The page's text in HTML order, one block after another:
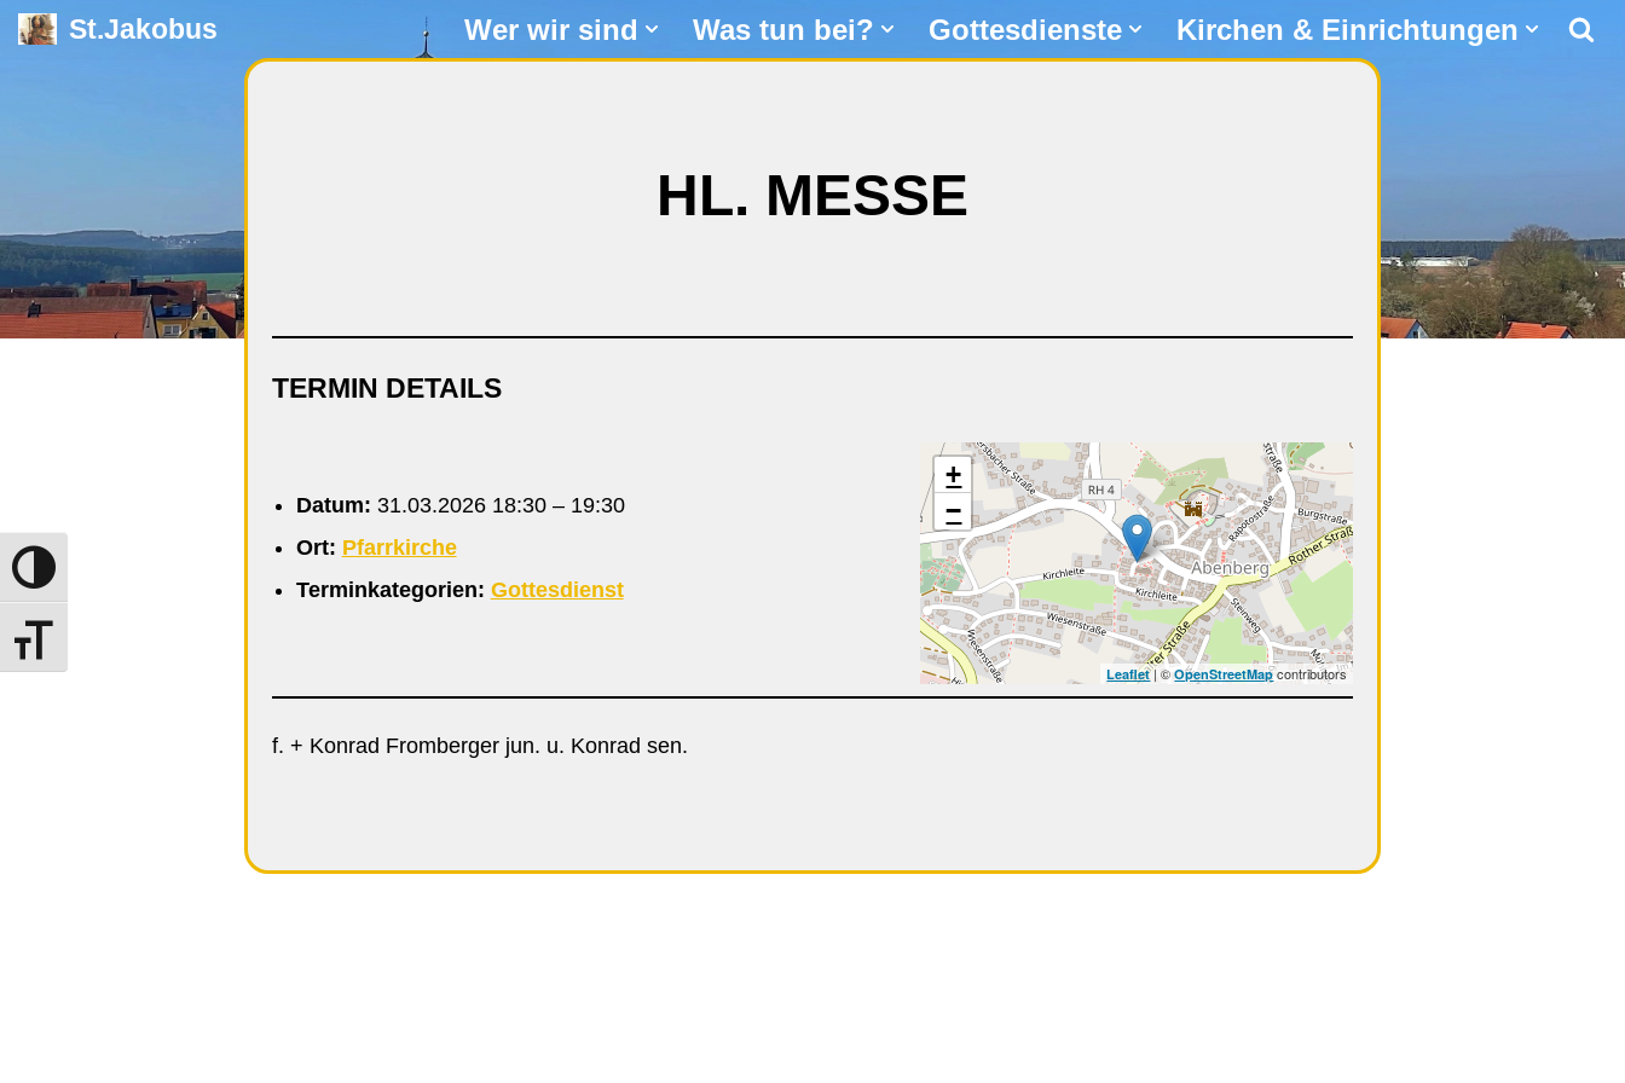
Umschalten auf hohe Kontraste
Schrift vergrößern
St.Jakobus Wer wir sind Was tun bei? Gottesdienste Kirchen & Einrichtungen
HL. MESSE
TERMIN DETAILS
Datum: 31.03.2026 18:30– 19:30
Ort: Pfarrkirche
Terminkategorien: Gottesdienst
+
−
Leaflet| ©OpenStreetMapcontributors
f. + Konrad Fromberger jun. u. Konrad sen.